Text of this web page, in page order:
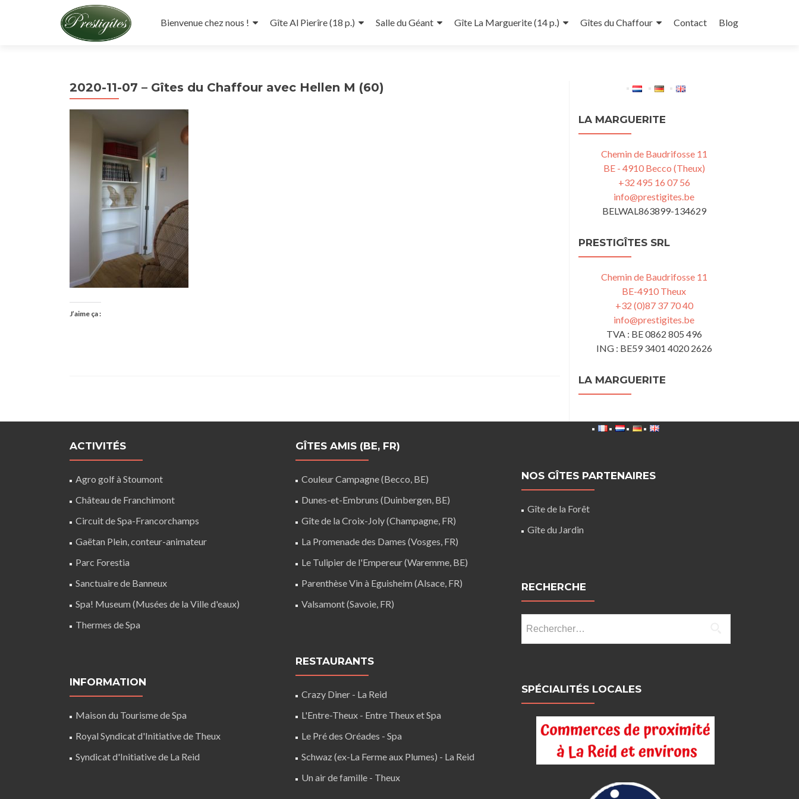
au
Bienvenue chez nous ! Gîte Al Pierîre (18 p.) Salle du Géant Gîte La Marguerite (14 p.) Gîtes du Chaffour Contact Blog
2020-11-07 – Gîtes du Chaffour avec Hellen M (60)
J’aime ça :
LA MARGUERITE
Chemin de Baudrifosse 11
BE - 4910 Becco (Theux)
+32 495 16 07 56
info@prestigites.be
BELWAL863899-134629
PRESTIGÎTES SRL
Chemin de Baudrifosse 11
BE-4910 Theux
+32 (0)87 37 70 40
info@prestigites.be
TVA : BE 0862 805 496
ING : BE59 3401 4020 2626
LA MARGUERITE
ACTIVITÉS
Agro golf à Stoumont
Château de Franchimont
Circuit de Spa-Francorchamps
Gaëtan Plein, conteur-animateur
Parc Forestia
Sanctuaire de Banneux
Spa! Museum (Musées de la Ville d'eaux)
Thermes de Spa
INFORMATION
Maison du Tourisme de Spa
Royal Syndicat d'Initiative de Theux
Syndicat d'Initiative de La Reid
GÎTES AMIS (BE, FR)
Couleur Campagne (Becco, BE)
Dunes-et-Embruns (Duinbergen, BE)
Gîte de la Croix-Joly (Champagne, FR)
La Promenade des Dames (Vosges, FR)
Le Tulipier de l'Empereur (Waremme, BE)
Parenthèse Vin à Eguisheim (Alsace, FR)
Valsamont (Savoie, FR)
RESTAURANTS
Crazy Diner - La Reid
L'Entre-Theux - Entre Theux et Spa
Le Pré des Oréades - Spa
Schwaz (ex-La Ferme aux Plumes) - La Reid
Un air de famille - Theux
NOS GÎTES PARTENAIRES
Gîte de la Forêt
Gîte du Jardin
RECHERCHE
SPÉCIALITÉS LOCALES